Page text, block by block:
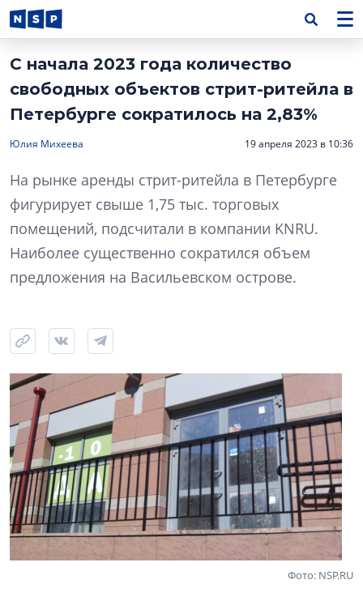
С начала 2023 года количество
свободных объектов стрит-ритейла в
Петербурге сократилось на 2,83%
Юлия Михеева 19 апреля 2023 в 10:36
На рынке аренды стрит-ритейла в Петербурге
фигурирует свыше 1,75 тыс. торговых
помещений, подсчитали в компании KNRU.
Наиболее существенно сократился объем
предложения на Васильевском острове.
Фото: NSP.RU